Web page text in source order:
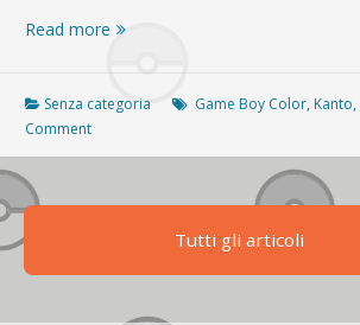
Read more Ecco
pupazzetti
delle
di
da
e
Senza categoria Game Boy Color, Kanto,
Comment
Tutti gli articoli